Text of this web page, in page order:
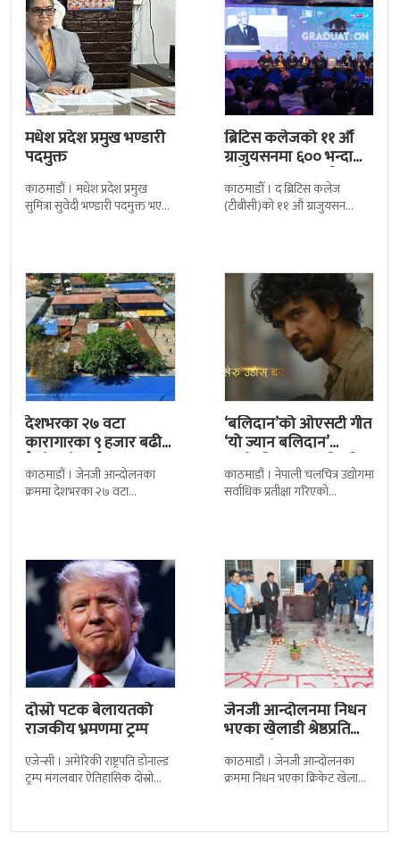
मधेश प्रदेश प्रमुख भण्डारी
पदमुक्त
काठमाडौं । मधेश प्रदेश प्रमुख
सुमित्रा सुवेदी भण्डारी पदमुक्त भएकी
ब्रिटिस कलेजको ११ औँ
ग्राजुयसनमा ६०० भन्दा
बढी ग्राजुयट सम्मानित
काठमाडौँ । द ब्रिटिस कलेज
(टीबीसी)को ११ औं ग्राजुयसन
देशभरका २७ वटा
कारागारका ९ हजार बढी
कैदीबन्दी अझै फरार
काठमाडौं । जेनजी आन्दोलनका
क्रममा देशभरका २७ वटा
‘बलिदान’को ओएसटी गीत
‘यो ज्यान बलिदान’
सार्वजनिक, मातृभूमिप्रति
पुत्रको भावनात्मक…
काठमाडौं । नेपाली चलचित्र उद्योगमा
सर्वाधिक प्रतीक्षा गरिएको
दोस्रो पटक बेलायतको
राजकीय भ्रमणमा ट्रम्प
एजेन्सी । अमेरिकी राष्ट्रपति डोनाल्ड
ट्रम्प मंगलबार ऐतिहासिक दोस्रो
बेलायत सरकारले
जेनजी आन्दोलनमा निधन
भएका खेलाडी श्रेष्ठप्रति
श्रद्धाञ्जली
काठमाडौं । जेनजी आन्दोलनका
क्रममा निधन भएका क्रिकेट खेलाडी
त्रिपुरेश्वरस्थीत राष्ट्रिय खेलकुद